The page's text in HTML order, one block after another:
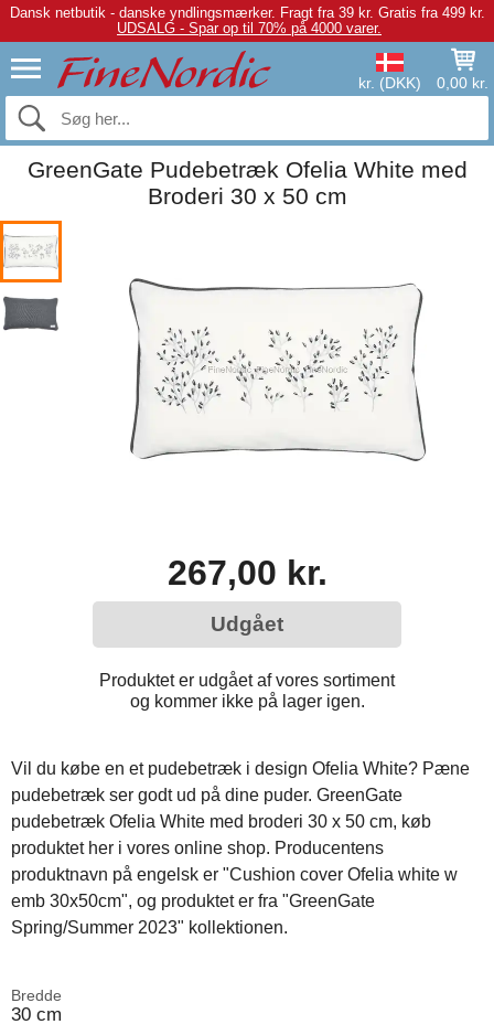
Dansk netbutik - danske yndlingsmærker. Fragt fra 39 kr. Gratis fra 499 kr.
UDSALG - Spar op til 70% på 4000 varer.
kr. (DKK) 0,00 kr.
GreenGate Pudebetræk Ofelia White med
Broderi 30 x 50 cm
267,00 kr.
Udgået
Produktet er udgået af vores sortiment
og kommer ikke på lager igen.
Vil du købe en et pudebetræk i design Ofelia White? Pæne
pudebetræk ser godt ud på dine puder. GreenGate
pudebetræk Ofelia White med broderi 30 x 50 cm, køb
produktet her i vores online shop. Producentens
produktnavn på engelsk er "Cushion cover Ofelia white w
emb 30x50cm", og produktet er fra "GreenGate
Spring/Summer 2023" kollektionen.
Bredde
30 cm